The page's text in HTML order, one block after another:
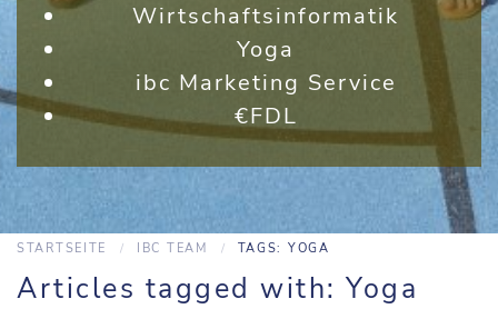
Wirtschaftsinformatik
Yoga
ibc Marketing Service
€FDL
STARTSEITE IBC TEAM TAGS: YOGA
Articles tagged with: Yoga